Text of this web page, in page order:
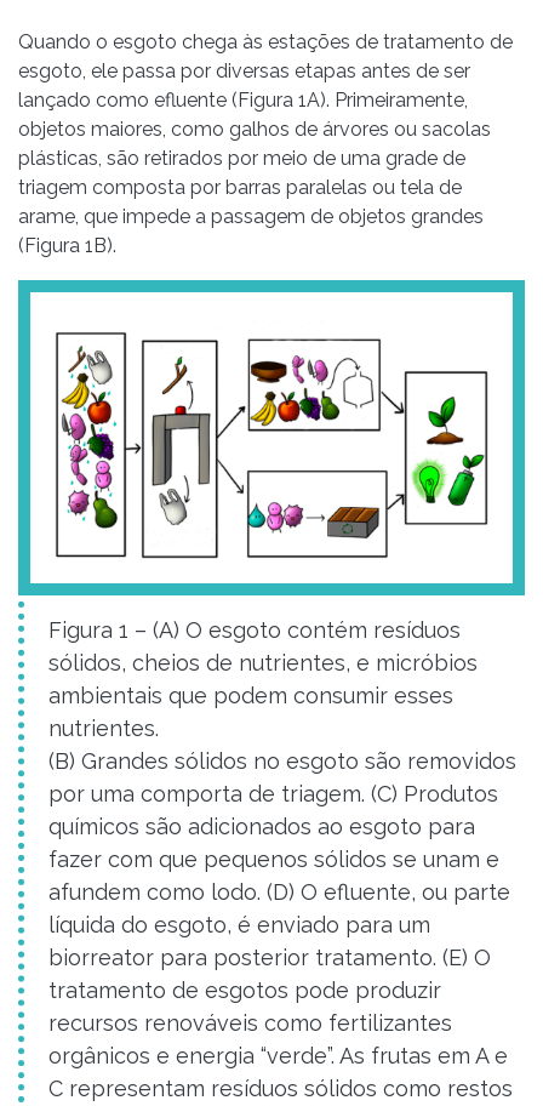
Quando o esgoto chega às estações de tratamento de
esgoto, ele passa por diversas etapas antes de ser
lançado como efluente (Figura 1A). Primeiramente,
objetos maiores, como galhos de árvores ou sacolas
plásticas, são retirados por meio de uma grade de
triagem composta por barras paralelas ou tela de
arame, que impede a passagem de objetos grandes
(Figura 1B).
Figura 1 – (A) O esgoto contém resíduos
sólidos, cheios de nutrientes, e micróbios
ambientais que podem consumir esses
nutrientes.
(B) Grandes sólidos no esgoto são removidos
por uma comporta de triagem. (C) Produtos
químicos são adicionados ao esgoto para
fazer com que pequenos sólidos se unam e
afundem como lodo. (D) O efluente, ou parte
líquida do esgoto, é enviado para um
biorreator para posterior tratamento. (E) O
tratamento de esgotos pode produzir
recursos renováveis ​​como fertilizantes
orgânicos e energia “verde”. As frutas em A e
C representam resíduos sólidos como restos